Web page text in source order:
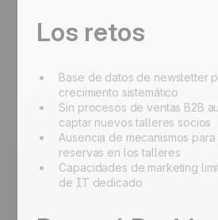
Los retos
Base de datos de newsletter
crecimiento sistemático
Sin procesos de ventas B2B
captar nuevos talleres socios
Ausencia de mecanismos para
reservas en los talleres
Capacidades de marketing
de IT dedicado